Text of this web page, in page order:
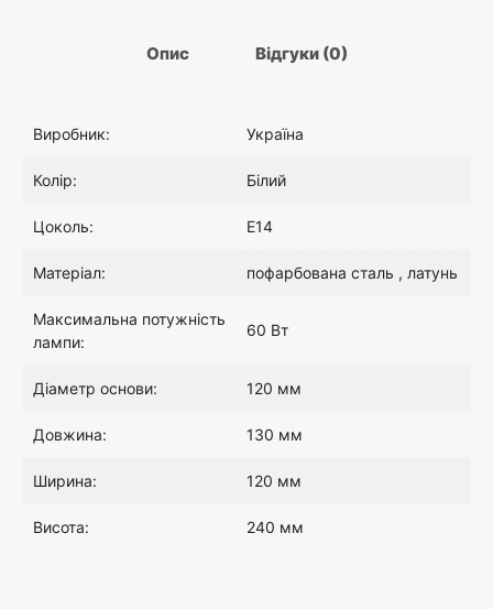
Опис Відгуки (0)
Виробник: Україна
Колір: Білий
Цоколь: E14
Матеріал: пофарбована сталь , латунь
Максимальна потужність
лампи:
60 Вт
Діаметр основи: 120 мм
Довжина: 130 мм
Ширина: 120 мм
Висота: 240 мм